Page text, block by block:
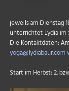
jeweils am Dienstag
unterrichtet Lydia im
Die Kontaktdaten:
yoga@lydiabaur.com
Start im Herbst: 2.